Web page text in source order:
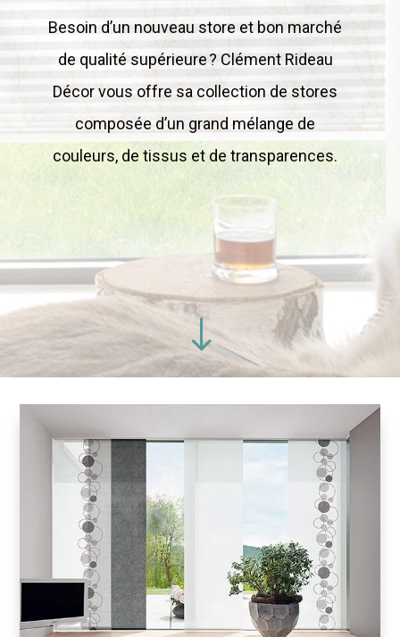
Besoin d’un nouveau store et bon marché
de qualité supérieure ? Clément Rideau
Décor vous offre sa collection de stores
composée d’un grand mélange de
couleurs, de tissus et de transparences.
"